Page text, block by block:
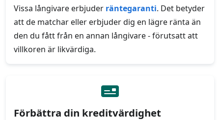
Vissa långivare erbjuder räntegaranti. Det betyder
att de matchar eller erbjuder dig en lägre ränta än
den du fått från en annan långivare - förutsatt att
villkoren är likvärdiga.
Förbättra din kreditvärdighet